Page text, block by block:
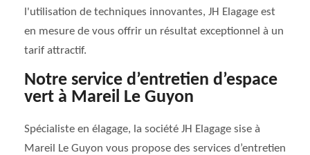
l'utilisation de techniques innovantes, JH Elagage est
en mesure de vous offrir un résultat exceptionnel à un
tarif attractif.
Notre service d’entretien d’espace
vert à Mareil Le Guyon
Spécialiste en élagage, la société JH Elagage sise à
Mareil Le Guyon vous propose des services d’entretien